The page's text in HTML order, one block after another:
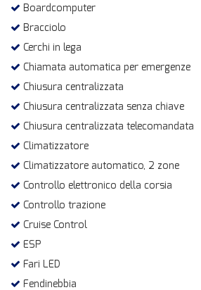
Boardcomputer
Bracciolo
Cerchi in lega
Chiamata automatica per emergenze
Chiusura centralizzata
Chiusura centralizzata senza chiave
Chiusura centralizzata telecomandata
Climatizzatore
Climatizzatore automatico, 2 zone
Controllo elettronico della corsia
Controllo trazione
Cruise Control
ESP
Fari LED
Fendinebbia